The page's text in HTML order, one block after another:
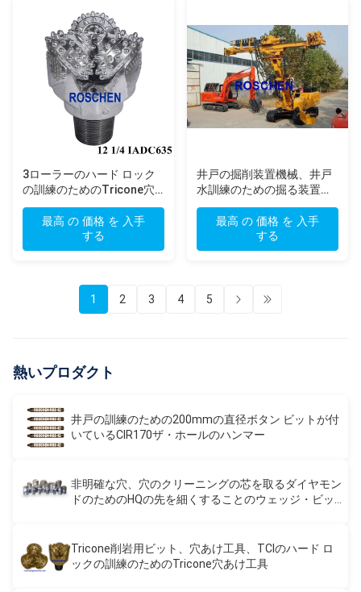
3ローラーのハード ロック
の訓練のためのTricone穴
あけ工具8 1/2のインチ
最高 の 価格 を 入手
する
井戸の掘削装置機械、井戸
水訓練のための掘る装置
400mの深さ
最高 の 価格 を 入手
する
1 2 3 4 5
熱いプロダクト
井戸の訓練のための200mmの直径ボタン ビットが付
いているCIR170ザ・ホールのハンマー
非明確な穴、穴のクリーニングの芯を取るダイヤモン
ドのためのHQの先を細くすることのウェッジ・ビッ
Tricone削岩用ビット、穴あけ工具、TCIのハード ロ
ックの訓練のためのTricone穴あけ工具